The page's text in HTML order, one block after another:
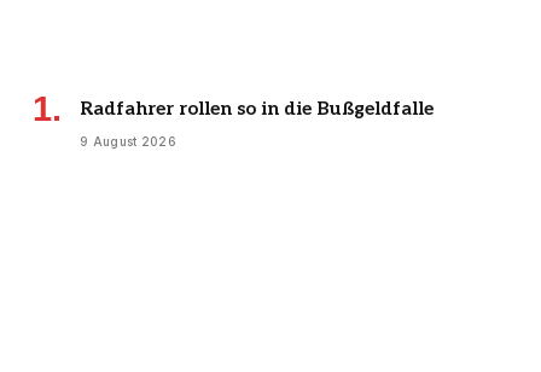
Radfahrer rollen so in die Bußgeldfalle
9 August 2026